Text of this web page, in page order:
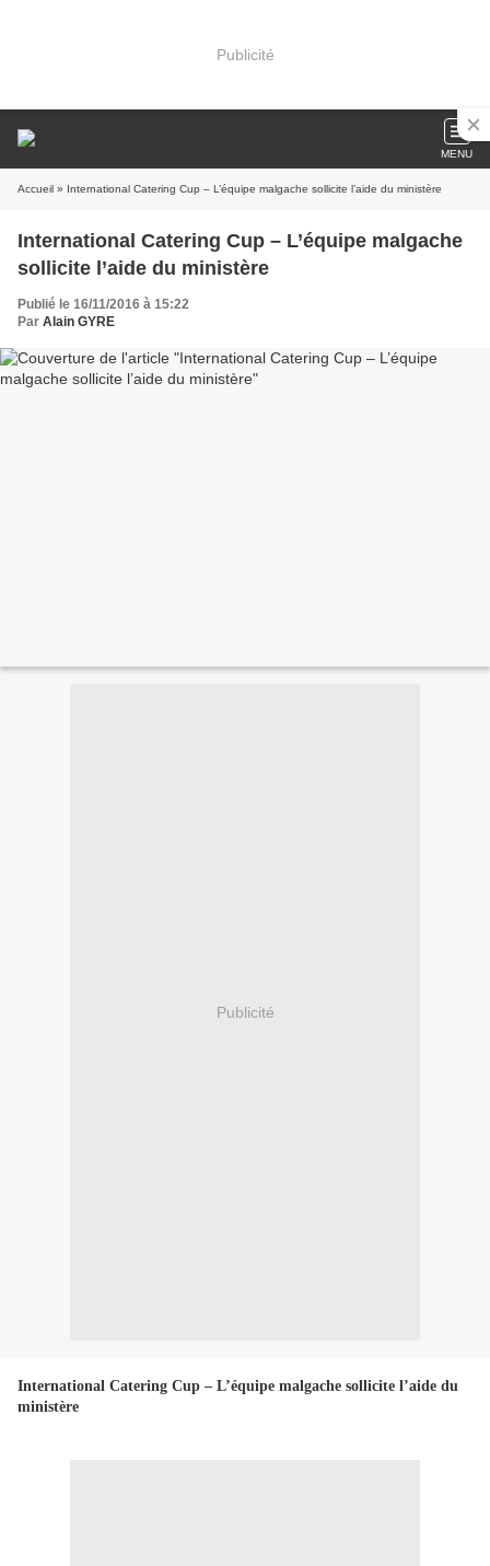
Publicité
MENU
Accueil » International Catering Cup – L’équipe malgache sollicite l’aide du ministère
International Catering Cup – L’équipe malgache
sollicite l’aide du ministère
Publié le 16/11/2016 à 15:22
Par Alain GYRE
Publicité
International Catering Cup – L’équipe malgache sollicite l’aide du
ministère